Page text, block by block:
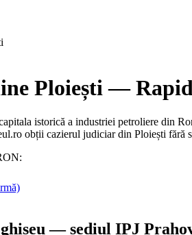
Ploiești—
istorică a industriei petroliere din
obții cazierul judiciar din Ploiești fără
— sediul IPJ